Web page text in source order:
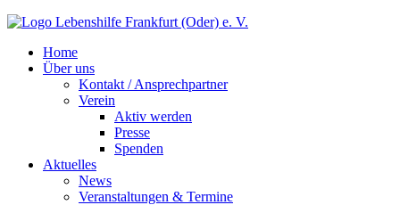
Home
Über uns
Kontakt / Ansprechpartner
Verein
Aktiv werden
Presse
Spenden
Aktuelles
News
Veranstaltungen & Termine